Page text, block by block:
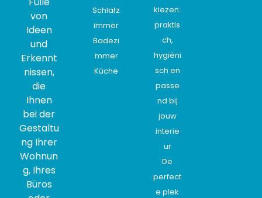
von
Ideen
und
Erkennt
nissen,
die
Ihnen
bei der
Gestaltu
ng Ihrer
Wohnun
g, Ihres
Büros
Schlafz
immer
Badezi
mmer
Küche
kiezen:
praktis
ch,
hygiëni
sch en
passe
nd bij
jouw
interie
ur
De
perfect
e plek